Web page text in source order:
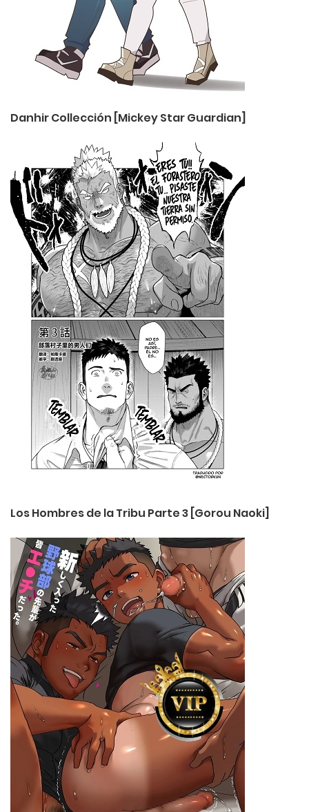
Danhir Collección [Mickey Star Guardian]
Los Hombres de la Tribu Parte 3 [Gorou Naoki]